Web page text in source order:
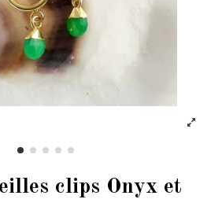
clips Onyx et